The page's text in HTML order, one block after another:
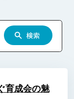
育成会の魅